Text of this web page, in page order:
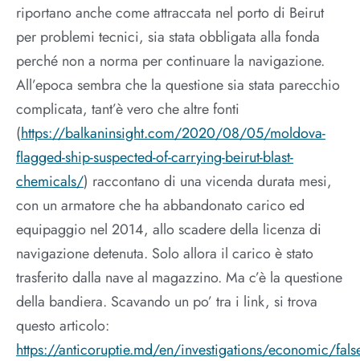
riportano anche come attraccata nel porto di Beirut
per problemi tecnici, sia stata obbligata alla fonda
perché non a norma per continuare la navigazione.
All’epoca sembra che la questione sia stata parecchio
complicata, tant’è vero che altre fonti
(https://balkaninsight.com/2020/08/05/moldova-
flagged-ship-suspected-of-carrying-beirut-blast-
chemicals/) raccontano di una vicenda durata mesi,
con un armatore che ha abbandonato carico ed
equipaggio nel 2014, allo scadere della licenza di
navigazione detenuta. Solo allora il carico è stato
trasferito dalla nave al magazzino. Ma c’è la questione
della bandiera. Scavando un po’ tra i link, si trova
questo articolo:
https://anticoruptie.md/en/investigations/economic/